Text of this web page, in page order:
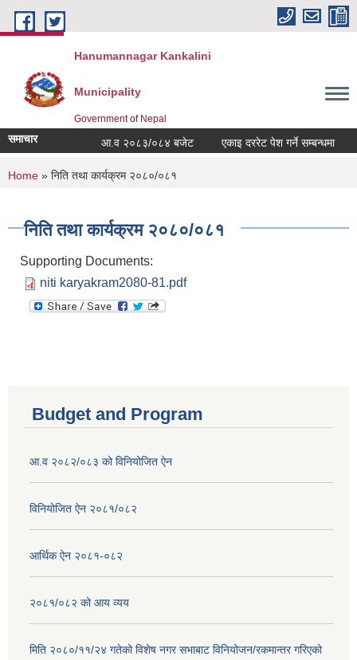
Skip to main content
Hanumannagar Kankalini
Municipality
Government of Nepal
समाचार आ.व २०८३/०८४ बजेट एकाइ दररेट पेश गर्ने सम्बन्धमा
You are here
Home » निति तथा कार्यक्रम २०८०/०८१
निति तथा कार्यक्रम २०८०/०८१
Supporting Documents:
niti karyakram2080-81.pdf
Budget and Program
आ.व २०८२/०८३ को विनियोजित ऐन
विनियोजित ऐन २०८१/०८२
आर्थिक ऐन २०८१-०८२
२०८१/०८२ को आय व्यय
मिति २०८०/११/२४ गतेको विशेष नगर सभाबाट विनियोजन/रकमान्तर गरिएको